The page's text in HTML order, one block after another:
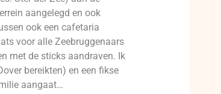
aangelegd en ook
ook een cafetaria
voor alle Zeebruggenaars
met de sticks aandraven. Ik
bereikten) en een fikse
aangaat…